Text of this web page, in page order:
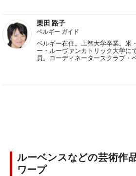
栗田 路子
ベルギー ガイド
ベルギー在住。上智大学卒業。米
ー・ルーヴァンカトリック大学に
員。コーディネータースクラブ・
ルーベンスなどの芸術作
ワープ